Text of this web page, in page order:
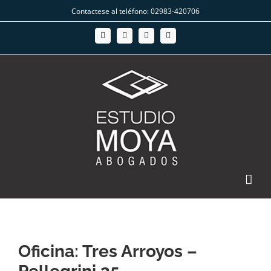
al
Contactese al teléfono: 02983-420706
FacebookInstagramTwitterWhatsApp
Oficina: Tres Arroyos –